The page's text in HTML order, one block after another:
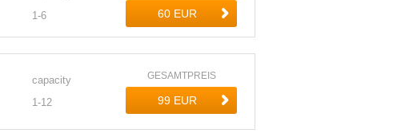
1-6
capacity
1-12
GESAMTPREIS